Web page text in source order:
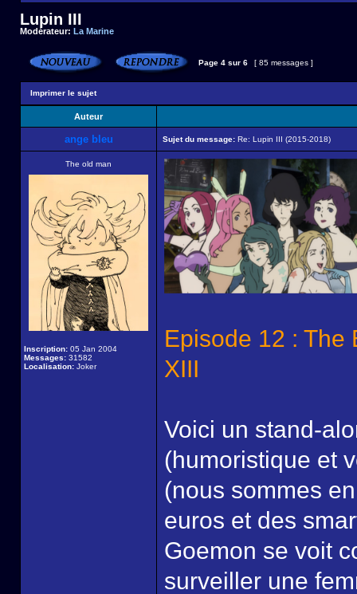
Lupin III
Modérateur: La Marine
Page 4 sur 6 [ 85 messages ]
Imprimer le sujet
Auteur
ange bleu Sujet du message: Re: Lupin III (2015-2018)
The old man
Inscription: 05 Jan 2004
Messages: 31582
Localisation: Joker
Episode 12 : The
XIII
Voici un stand-
(humoristique et
(nous sommes
euros et des
Goemon se voit
surveiller une